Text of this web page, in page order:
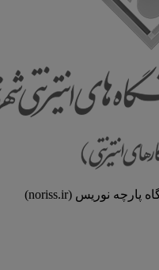
تمام حقوق اين وب‌سايت برای فروشگاه پارچه نوریس (noriss.ir)